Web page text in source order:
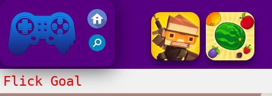
Gry Friv 5
Flick Goal